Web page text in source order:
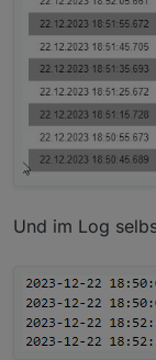
Und im Log